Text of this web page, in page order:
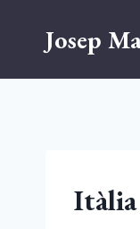
Josep
Itàlia